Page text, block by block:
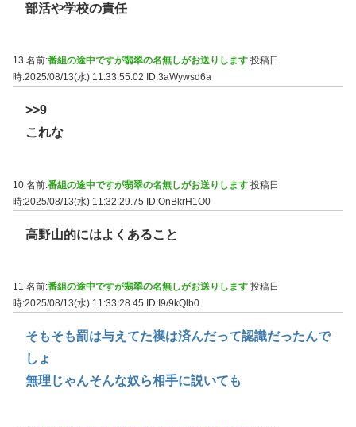
部活や学校の責任
13 名前:番組の途中ですが翡翠の名無しがお送りします 投稿日
時:2025/08/13(水) 11:33:55.02
ID:3aWywsd6a
>>9
これな
10 名前:番組の途中ですが翡翠の名無しがお送りします 投稿日
時:2025/08/13(水) 11:32:29.75 ID:OnBkrH1O0
高野山的にはよくあること
11 名前:番組の途中ですが翡翠の名無しがお送りします 投稿日
時:2025/08/13(水) 11:33:28.45
ID:I9/9kQlb0
そもそも罰は与えてた禊は済んだって認識だったんで
しょ
無理じゃんそんな奴ら相手に説いても